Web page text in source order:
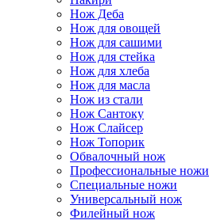
Нож Деба
Нож для овощей
Нож для сашими
Нож для стейка
Нож для хлеба
Нож для масла
Нож из стали
Нож Сантоку
Нож Слайсер
Нож Топорик
Обвалочный нож
Профессиональные ножи
Специальные ножи
Универсальный нож
Филейный нож